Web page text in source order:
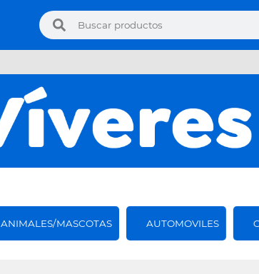
ANIMALES/MASCOTAS AUTOMOVILES